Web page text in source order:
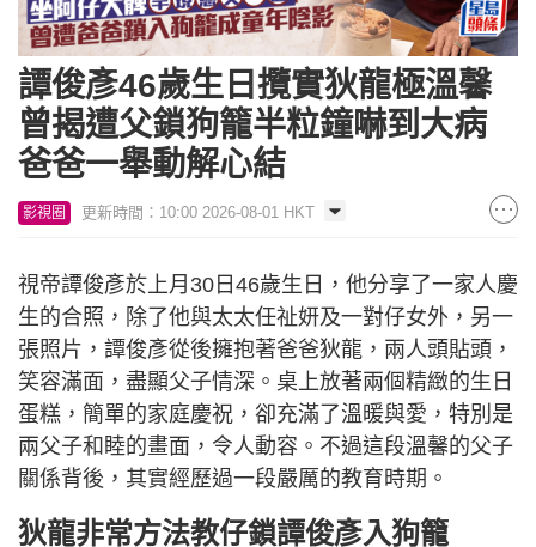
譚俊彥46歲生日攬實狄龍極溫馨
曾揭遭父鎖狗籠半粒鐘嚇到大病
爸爸一舉動解心結
影視圈 更新時間：10:00 2026-08-01 HKT
視帝譚俊彥於上月30日46歲生日，他分享了一家人慶
生的合照，除了他與太太任祉妍及一對仔女外，另一
張照片，譚俊彥從後擁抱著爸爸狄龍，兩人頭貼頭，
笑容滿面，盡顯父子情深。桌上放著兩個精緻的生日
蛋糕，簡單的家庭慶祝，卻充滿了溫暖與愛，特別是
兩父子和睦的畫面，令人動容。不過這段溫馨的父子
關係背後，其實經歷過一段嚴厲的教育時期。
狄龍非常方法教仔鎖譚俊彥入狗籠